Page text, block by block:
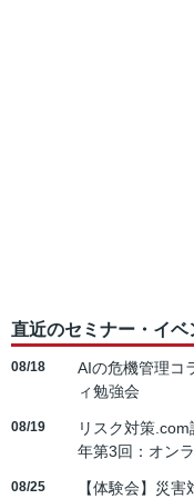
直近のセミナー・イベ
08/18
AIの危機管理コ
ィ勉強会
08/19
リスク対策
年第3回：オンラ
08/25
【体験会】災